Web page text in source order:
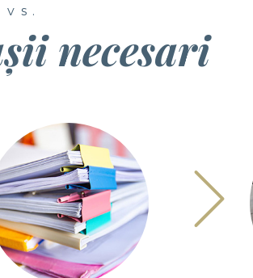
necesari